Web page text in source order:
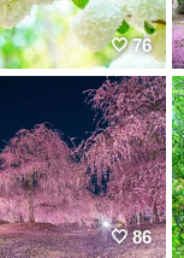
76
86